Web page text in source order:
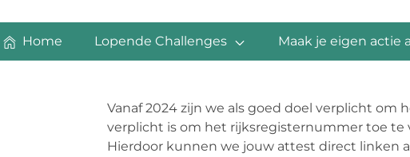
Home Lopende Challenges Maak je eigen actie
Vanaf 2024 zijn we als goed doel verplicht
verplicht is om het rijksregisternummer toe te
Hierdoor kunnen we jouw attest direct linken